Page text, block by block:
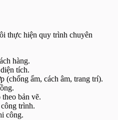
thực hiện quy trình chuyên
hàng.
tích.
(chống ẩm, cách âm, trang trí).
theo bản vẽ.
công trình.
công.